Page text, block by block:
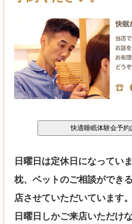
日曜日は定休日になってい
枕、ベットのご相談ができ
店させていただいています。
日曜日しかご来店いただけ